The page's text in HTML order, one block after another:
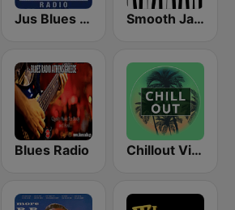
Jus Blues Radio Smooth Jazz - Groov
Blues Radio Chillout Vibes